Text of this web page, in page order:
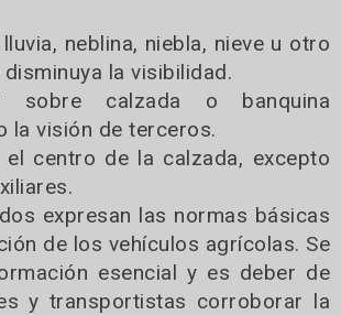
neblina, niebla, nieve u otro
la visibilidad.
sobre calzada o banquina
la visión de terceros.
centro de la calzada, excepto
expresan las normas básicas
de los vehículos agrícolas. Se
esencial y es deber de
y transportistas corroborar la